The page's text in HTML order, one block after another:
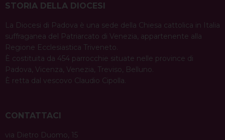
STORIA DELLA DIOCESI
La Diocesi di Padova è una sede della Chiesa cattolica in Italia
suffraganea del Patriarcato di Venezia, appartenente alla
Regione Ecclesiastica Triveneto.
È costituita da 454 parrocchie situate nelle province di
Padova, Vicenza, Venezia, Treviso, Belluno.
È retta dal vescovo Claudio Cipolla.
CONTATTACI
via Dietro Duomo, 15